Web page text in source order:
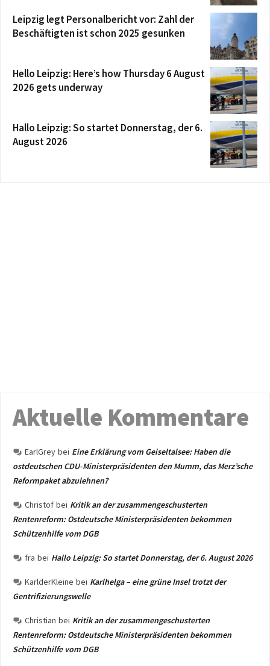
Leipzig legt Personalbericht vor: Zahl der
Beschäftigten ist schon 2025 gesunken
Hello Leipzig: Here’s how Thursday 6 August
2026 gets underway
Hallo Leipzig: So startet Donnerstag, der 6.
August 2026
Aktuelle Kommentare
EarlGrey bei Eine Erklärung vom Geiseltalsee: Haben die
ostdeutschen CDU-Ministerpräsidenten den Mumm, das Merz’sche
Reformpaket abzulehnen?
Christof bei Kritik an der zusammengeschusterten
Rentenreform: Ostdeutsche Ministerpräsidenten bekommen
Schützenhilfe vom DGB
fra bei Hallo Leipzig: So startet Donnerstag, der 6. August 2026
KarlderKleine bei Karlhelga – eine grüne Insel trotzt der
Gentrifizierungswelle
Christian bei Kritik an der zusammengeschusterten
Rentenreform: Ostdeutsche Ministerpräsidenten bekommen
Schützenhilfe vom DGB